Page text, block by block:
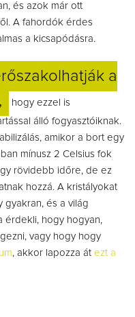
és azok már ott
A fahordók érdes
a kicsapódásra.
a
hogy ezzel is
álló fogyasztóiknak.
amikor a bort egy
mínusz 2 Celsius fok
rövidebb időre, de ez
hozzá. A kristályokat
gyakran, és a világ
érdekli, hogy hogyan,
vagy hogy hogy
, akkor lapozza át ezt a